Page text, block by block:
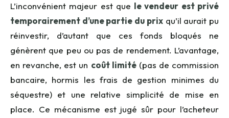
L’inconvénient majeur est que le vendeur est privé
temporairement d’une partie du prixqu’il aurait pu
réinvestir, d’autant que ces fonds bloqués ne
génèrent que peu ou pas de rendement. L’avantage,
en revanche, est un coût limité(pas de commission
bancaire, hormis les frais de gestion minimes du
séquestre) et une relative simplicité de mise en
place. Ce mécanisme est jugé sûr pour l’acheteur